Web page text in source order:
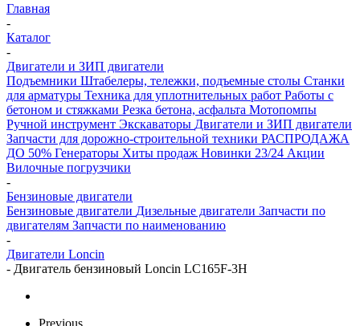
Главная
-
Каталог
-
Двигатели и ЗИП двигатели
Подъемники Штабелеры, тележки, подъемные столы Станки
для арматуры Техника для уплотнительных работ Работы с
бетоном и стяжками Резка бетона, асфальта Мотопомпы
Ручной инструмент Экскаваторы Двигатели и ЗИП двигатели
Запчасти для дорожно-строительной техники РАСПРОДАЖА
ДО 50% Генераторы Хиты продаж Новинки 23/24 Акции
Вилочные погрузчики
-
Бензиновые двигатели
Бензиновые двигатели Дизельные двигатели Запчасти по
двигателям Запчасти по наименованию
-
Двигатели Loncin
- Двигатель бензиновый Loncin LC165F-3H
Previous